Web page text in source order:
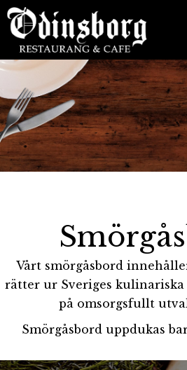
Vårt smörgåsbord
rätter ur Sveriges
på omsorgsfullt
Smörgåsbord uppdukas